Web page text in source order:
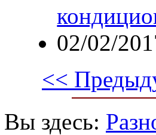
02/02/
<<
Вы здесь: